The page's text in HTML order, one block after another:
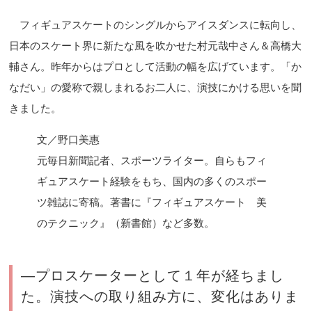
フィギュアスケートのシングルからアイスダンスに転向し、
日本のスケート界に新たな風を吹かせた村元哉中さん＆高橋大
輔さん。昨年からはプロとして活動の幅を広げています。「か
なだい」の愛称で親しまれるお二人に、演技にかける思いを聞
きました。
文／野口美惠
元毎日新聞記者、スポーツライター。自らもフィ
ギュアスケート経験をもち、国内の多くのスポー
ツ雑誌に寄稿。著書に『フィギュアスケート 美
のテクニック』（新書館）など多数。
―プロスケーターとして１年が経ちまし
た。演技への取り組み方に、変化はありま